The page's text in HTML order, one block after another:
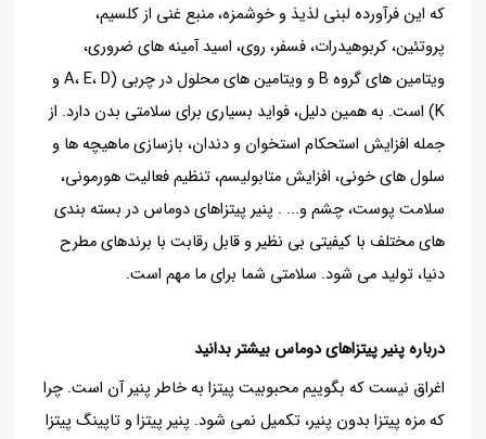
که این فرآورده لبنی لذیذ و خوشمزه، منبع غنی از کلسیم،
پروتئین، کربوهیدرات، فسفر، روی، اسید آمینه های ضروری،
ویتامین های گروه B و ویتامین های محلول در چربی (A، E، D و
K) است. به همین دلیل، فواید بسیاری برای سلامتی بدن دارد. از
جمله افزایش استحکام استخوان و دندان، بازسازی ماهیچه ها و
سلول های خونی، افزایش متابولیسم، تنظیم فعالیت هورمونی،
سلامت پوست، چشم و... . پنیر پیتزا‌‌های دوماس در بسته بندی
های مختلف با کیفیتی بی نظیر و قابل رقابت با برندهای مطرح
دنیا، تولید می شود. سلامتی شما برای ما مهم است.
درباره پنیر پیتزاهای دوماس بیشتر بدانید
اغراق نیست که بگوییم محبوبیت پیتزا به خاطر پنیر آن است. چرا
که مزه پیتزا بدون پنیر، تکمیل نمی شود. پنیر پیتزا و تاپینگ پیتزا